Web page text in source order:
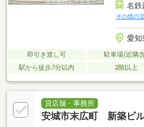
名鉄
その他の
愛知
即引き渡し可 駐車場(近隣
駅から徒歩7分以内
2階以上
貸店舗・事務所
安城市末広町 新築ビ